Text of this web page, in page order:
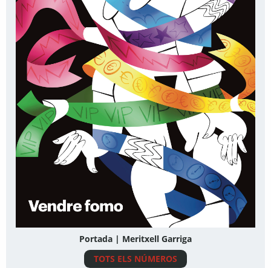
Portada | Meritxell Garriga
TOTS ELS NÚMEROS